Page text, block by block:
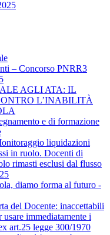
– Concorso PNRR3
AGLI ATA: IL
L’INABILITÀ
e di formazione
liquidazioni
in ruolo. Docenti di
rimasti esclusi dal flusso
diamo forma al futuro -
del Docente: inaccettabili
immediatamente i
art.25 legge 300/1970